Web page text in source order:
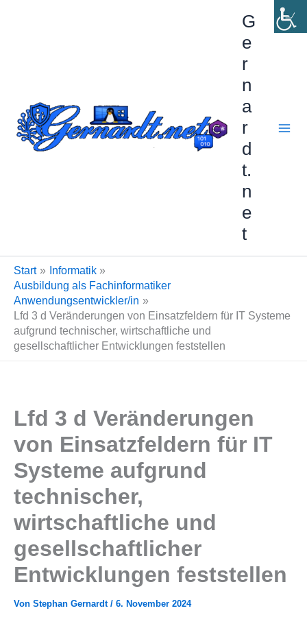
G
e
r
n
a
r
d
t.
n
e
t
Start
Informatik
Ausbildung als Fachinformatiker
Anwendungsentwickler/in
Lfd 3 d Veränderungen von Einsatzfeldern für IT Systeme
aufgrund technischer, wirtschaftliche und
gesellschaftlicher Entwicklungen feststellen
Lfd 3 d Veränderungen
von Einsatzfeldern für IT
Systeme aufgrund
technischer,
wirtschaftliche und
gesellschaftlicher
Entwicklungen feststellen
Von Stephan Gernardt / 6. November 2024